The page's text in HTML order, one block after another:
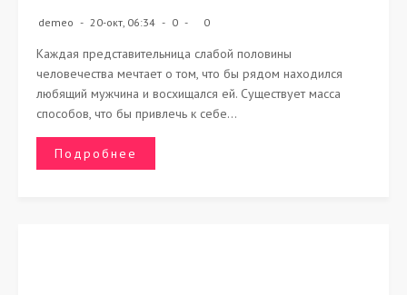
demeo 20-окт, 06:34 0 0
Каждая представительница слабой половины
человечества мечтает о том, что бы рядом находился
любящий мужчина и восхищался ей. Существует масса
способов, что бы привлечь к себе...
Подробнее